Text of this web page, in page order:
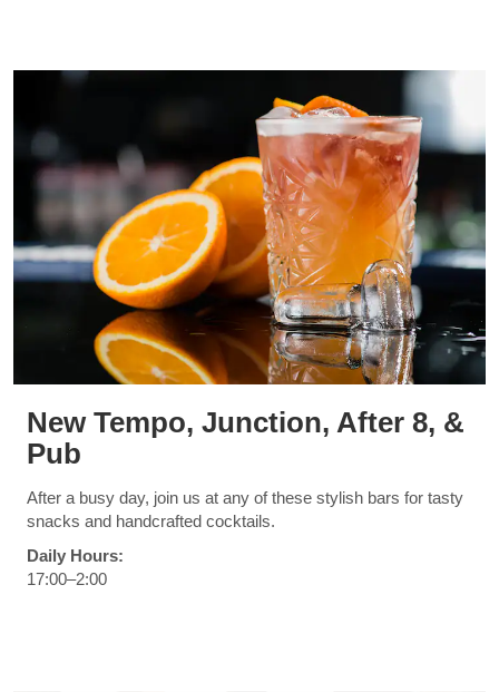
New Tempo, Junction, After 8, &
Pub
After a busy day, join us at any of these stylish bars for tasty
snacks and handcrafted cocktails.
Daily Hours:
17:00–2:00